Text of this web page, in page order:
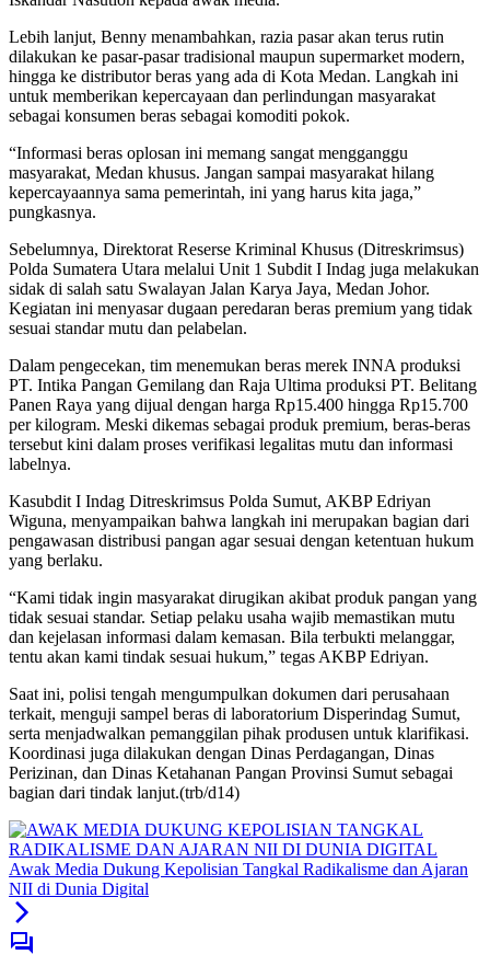
Lebih lanjut, Benny menambahkan, razia pasar akan terus rutin
dilakukan ke pasar-pasar tradisional maupun supermarket modern,
hingga ke distributor beras yang ada di Kota Medan. Langkah ini
untuk memberikan kepercayaan dan perlindungan masyarakat
sebagai konsumen beras sebagai komoditi pokok.
“Informasi beras oplosan ini memang sangat mengganggu
masyarakat, Medan khusus. Jangan sampai masyarakat hilang
kepercayaannya sama pemerintah, ini yang harus kita jaga,”
pungkasnya.
Sebelumnya, Direktorat Reserse Kriminal Khusus (Ditreskrimsus)
Polda Sumatera Utara melalui Unit 1 Subdit I Indag juga melakukan
sidak di salah satu Swalayan Jalan Karya Jaya, Medan Johor.
Kegiatan ini menyasar dugaan peredaran beras premium yang tidak
sesuai standar mutu dan pelabelan.
Dalam pengecekan, tim menemukan beras merek INNA produksi
PT. Intika Pangan Gemilang dan Raja Ultima produksi PT. Belitang
Panen Raya yang dijual dengan harga Rp15.400 hingga Rp15.700
per kilogram. Meski dikemas sebagai produk premium, beras-beras
tersebut kini dalam proses verifikasi legalitas mutu dan informasi
labelnya.
Kasubdit I Indag Ditreskrimsus Polda Sumut, AKBP Edriyan
Wiguna, menyampaikan bahwa langkah ini merupakan bagian dari
pengawasan distribusi pangan agar sesuai dengan ketentuan hukum
yang berlaku.
“Kami tidak ingin masyarakat dirugikan akibat produk pangan yang
tidak sesuai standar. Setiap pelaku usaha wajib memastikan mutu
dan kejelasan informasi dalam kemasan. Bila terbukti melanggar,
tentu akan kami tindak sesuai hukum,” tegas AKBP Edriyan.
Saat ini, polisi tengah mengumpulkan dokumen dari perusahaan
terkait, menguji sampel beras di laboratorium Disperindag Sumut,
serta menjadwalkan pemanggilan pihak produsen untuk klarifikasi.
Koordinasi juga dilakukan dengan Dinas Perdagangan, Dinas
Perizinan, dan Dinas Ketahanan Pangan Provinsi Sumut sebagai
bagian dari tindak lanjut.(trb/d14)
Awak Media Dukung Kepolisian Tangkal Radikalisme dan Ajaran
NII di Dunia Digital